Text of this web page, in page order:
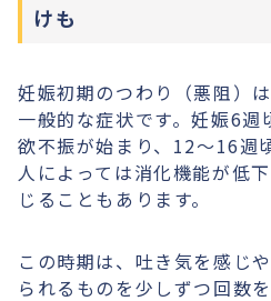
けも
妊娠初期のつわり（悪阻）
一般的な症状です。妊娠6
欲不振が始まり、12〜16週
人によっては消化機能が低
じることもあります。
この時期は、吐き気を感じ
られるものを少しずつ回数